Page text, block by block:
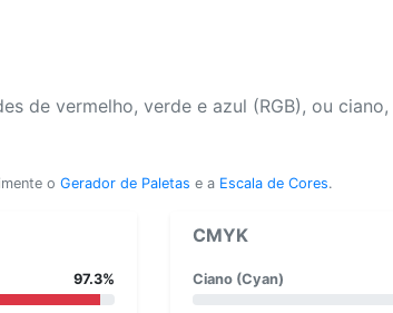
de vermelho, verde e azul (RGB), ou
o Gerador de Paletas e a Escala de Cores.
97.3%
CMYK
Ciano (Cyan)